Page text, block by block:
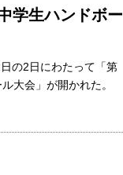
学生ハンドボー
の2日にわたって「第
大会」が開かれた。